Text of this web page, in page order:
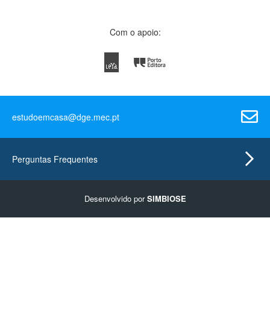
Com o apoio:
estudoemcasa@dge.mec.pt
Perguntas Frequentes
Desenvolvido porSIMBIOSE